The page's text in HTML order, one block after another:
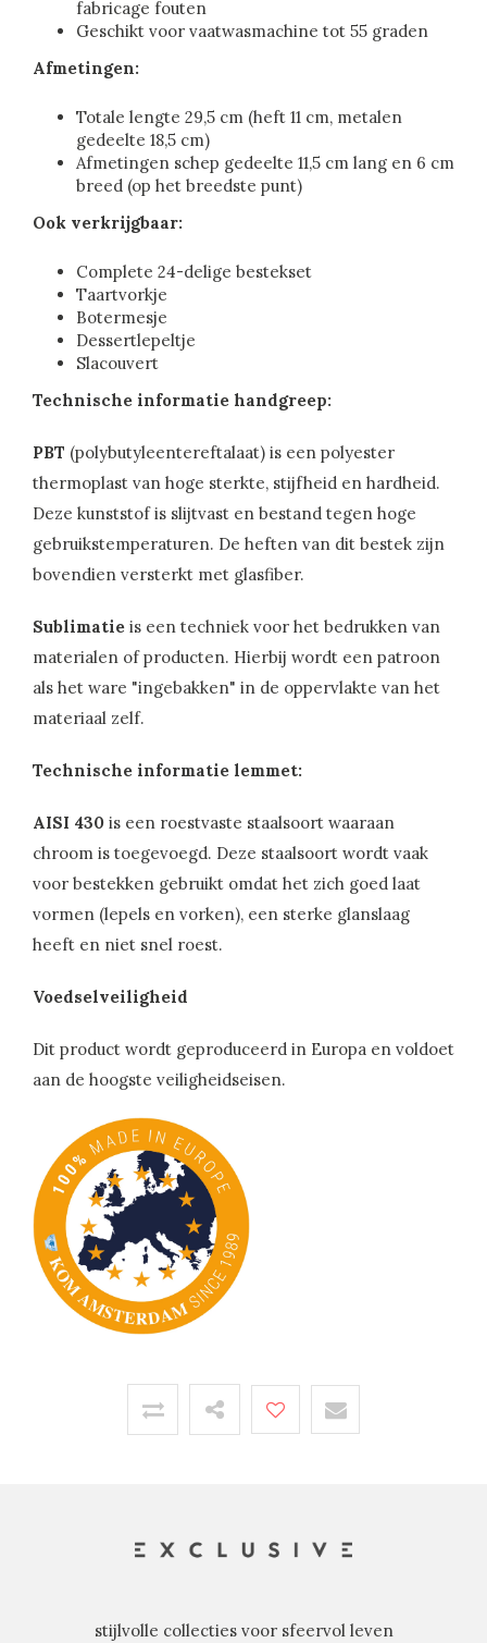
fabricage fouten
Geschikt voor vaatwasmachine tot 55 graden
Afmetingen:
Totale lengte 29,5 cm (heft 11 cm, metalen
gedeelte 18,5 cm)
Afmetingen schep gedeelte 11,5 cm lang en 6 cm
breed (op het breedste punt)
Ook verkrijgbaar:
Complete 24-delige bestekset
Taartvorkje
Botermesje
Dessertlepeltje
Slacouvert
Technische informatie handgreep:
PBT (polybutyleentereftalaat) is een polyester
thermoplast van hoge sterkte, stijfheid en hardheid.
Deze kunststof is slijtvast en bestand tegen hoge
gebruikstemperaturen. De heften van dit bestek zijn
bovendien versterkt met glasfiber.
Sublimatie is een techniek voor het bedrukken van
materialen of producten. Hierbij wordt een patroon
als het ware "ingebakken" in de oppervlakte van het
materiaal zelf.
Technische informatie lemmet:
AISI 430 is een roestvaste staalsoort waaraan
chroom is toegevoegd. Deze staalsoort wordt vaak
voor bestekken gebruikt omdat het zich goed laat
vormen (lepels en vorken), een sterke glanslaag
heeft en niet snel roest.
Voedselveiligheid
Dit product wordt geproduceerd in Europa en voldoet
aan de hoogste veiligheidseisen.
stijlvolle collecties voor sfeervol leven